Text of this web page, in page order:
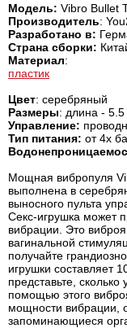
Модель: Vibro Bullet
Производитель:
Разработано в:
Страна сборки:
Материал:
пластик
Цвет: серебряный
Размеры: длина -
Управление:
Тип питания: от 4х
Мощная вибропуля
выполнена в
выносного пульта
Секс-игрушка может
вибрации. Это
вагинальной
получайте
игрушки составляет
представьте,
помощью этого
мощности вибрации,
запоминающиеся